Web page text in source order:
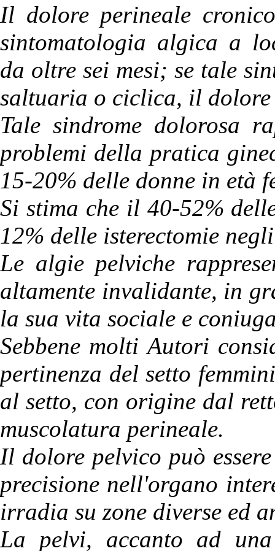
Il dolore perineale
sintomatologia algica a
da oltre sei mesi; se tale
saltuaria o ciclica, il
Tale sindrome dolorosa
problemi della pratica
15-20% delle donne in età
Si stima che il 40-52%
12% delle isterectomie
Le algie pelviche
altamente invalidante, in
la sua vita sociale e
Sebbene molti Autori
pertinenza del setto
al setto, con origine dal
muscolatura perineale.
Il dolore pelvico può
precisione nell'organo
irradia su zone diverse ed
La pelvi, accanto ad